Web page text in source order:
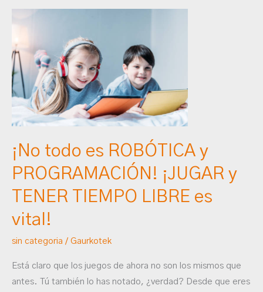
¡No todo es ROBÓTICA y
PROGRAMACIÓN! ¡JUGAR y
TENER TIEMPO LIBRE es
vital!
sin categoria / Gaurkotek
Está claro que los juegos de ahora no son los mismos que
antes. Tú también lo has notado, ¿verdad? Desde que eres
es
ROBÓTICA
y
PROGRAMACIÓN!
¡JUGAR
y
TENER
TIEMPO
LIBRE
es